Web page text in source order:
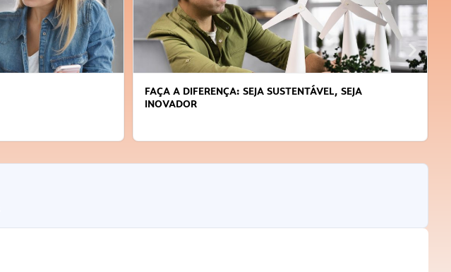
FAÇA A DIFERENÇA: SEJA SUSTENTÁVEL, SEJA
INOVADOR